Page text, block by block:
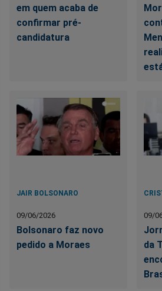
em quem acaba de
confirmar pré-
candidatura
JAIR BOLSONARO
09/06/2026
Bolsonaro faz novo
pedido a Moraes
09/
da